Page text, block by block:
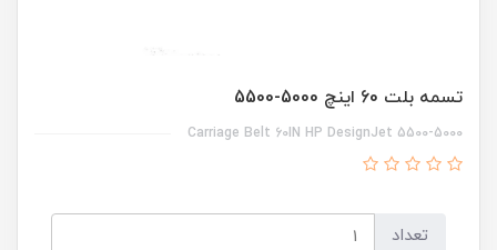
تسمه بلت 60 اینچ 5000-5500
Carriage Belt 60IN HP DesignJet 5500-5000
تعداد